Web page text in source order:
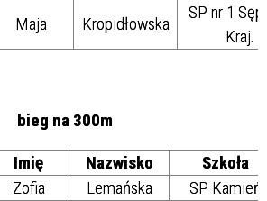
Maja Kropidłowska
SP nr 1
Kraj.
bieg na 300m
Imię Nazwisko
Szkoła
Zofia Lemańska
SP Kamień